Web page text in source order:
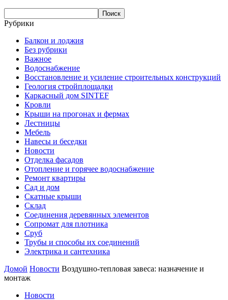
Рубрики
Балкон и лоджия
Без рубрики
Важное
Водоснабжение
Восстановление и усиление строительных конструкций
Геология стройплощадки
Каркасный дом SINTEF
Кровли
Крыши на прогонах и фермах
Лестницы
Мебель
Навесы и беседки
Новости
Отделка фасадов
Отопление и горячее водоснабжение
Ремонт квартиры
Сад и дом
Скатные крыши
Склад
Соединения деревянных элементов
Сопромат для плотника
Сруб
Трубы и способы их соединений
Электрика и сантехника
Домой Новости Воздушно-тепловая завеса: назначение и
монтаж
Новости